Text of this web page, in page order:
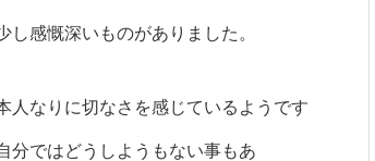
し感慨深いものがありました。
人なりに切なさを感じているようです
分ではどうしようもない事もあ